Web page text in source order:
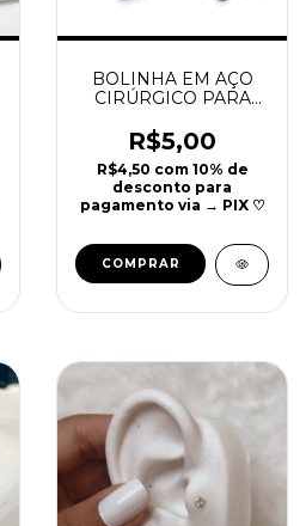
BOLINHA EM AÇO
CIRÚRGICO PARA
R$5,00
R$4,50 com 10% de
desconto para
pagamento via → PIX ♡